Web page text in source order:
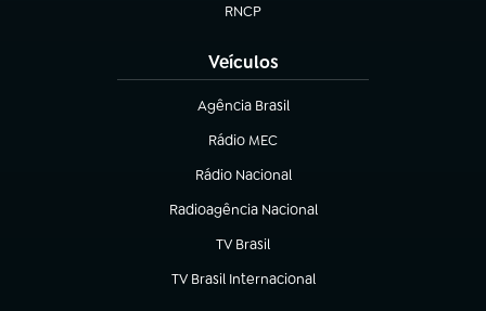
RNCP
(abre em nova aba)
Veículos
Agência Brasil
(abre em nova aba)
Rádio MEC
(abre em nova aba)
Rádio Nacional
Radioagência Nacional
(abre em nova aba)
TV Brasil
(abre em nova aba)
TV Brasil Internacional
(abre em nova aba)